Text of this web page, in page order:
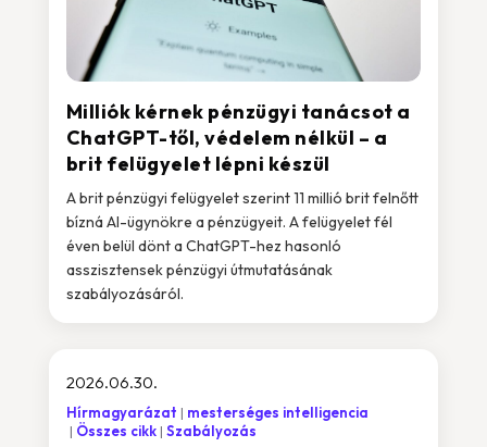
Milliók kérnek pénzügyi tanácsot a
ChatGPT-től, védelem nélkül – a
brit felügyelet lépni készül
A brit pénzügyi felügyelet szerint 11 millió brit felnőtt
bízná AI-ügynökre a pénzügyeit. A felügyelet fél
éven belül dönt a ChatGPT-hez hasonló
asszisztensek pénzügyi útmutatásának
szabályozásáról.
2026.06.30.
Hírmagyarázat
mesterséges intelligencia
Összes cikk Szabályozás